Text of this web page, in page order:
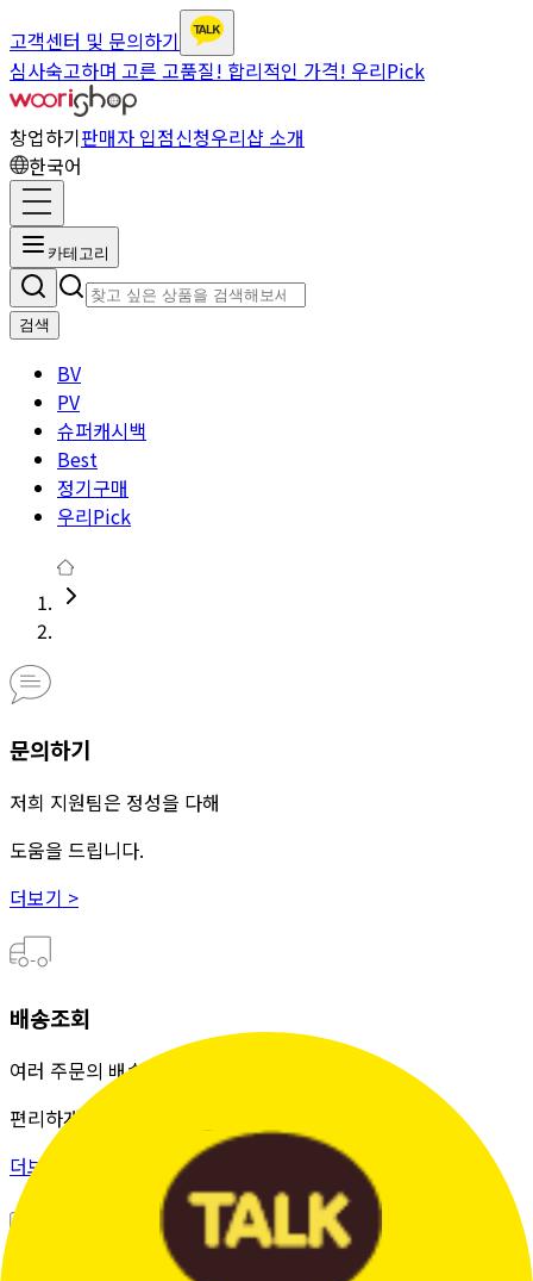
고객센터 및 문의하기
심사숙고하며 고른 고품질! 합리적인 가격! 우리Pick
창업하기판매자 입점신청우리샵 소개
한국어
카테고리
검색
BV
PV
슈퍼캐시백
Best
정기구매
우리Pick
문의하기
저희 지원팀은 정성을 다해
도움을 드립니다.
더보기 >
배송조회
여러 주문의 배송 상태를 한 화면에서
편리하게 조회할 수 있습니다.
더보기 >